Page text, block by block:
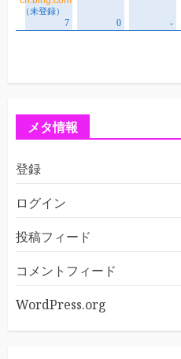
メタ情報
登録
ログイン
投稿フィード
コメントフィード
WordPress.org